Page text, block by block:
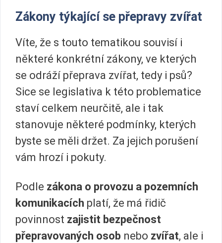
Zákony týkající se přepravy zvířat
Víte, že s touto tematikou souvisí i
některé konkrétní zákony, ve kterých
se odráží přeprava zvířat, tedy i psů?
Sice se legislativa k této problematice
staví celkem neurčitě, ale i tak
stanovuje některé podmínky, kterých
byste se měli držet. Za jejich porušení
vám hrozí i pokuty.
Podle zákona o provozu a pozemních
komunikacích platí, že má řidič
povinnost zajistit bezpečnost
přepravovaných osob nebo zvířat, ale i